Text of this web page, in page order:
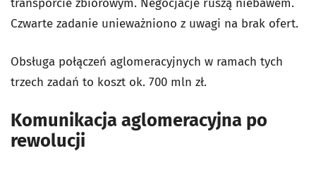
Czwarte zadanie unieważniono z uwagi na brak ofert.
Obsługa połączeń aglomeracyjnych w ramach tych
trzech zadań to koszt ok. 700 mln zł.
Komunikacja aglomeracyjna po
rewolucji